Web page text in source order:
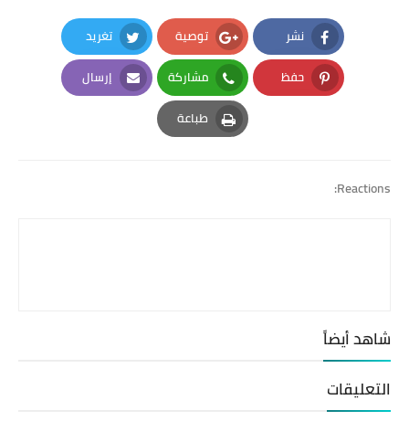
نشر
Facebook
توصية
Google Plus
تغريد
Twitter
حفظ
Pinterest
مشاركة
Whatsapp
إرسال
Email
طباعة
Print
Reactions:
شاهد أيضاً
التعليقات